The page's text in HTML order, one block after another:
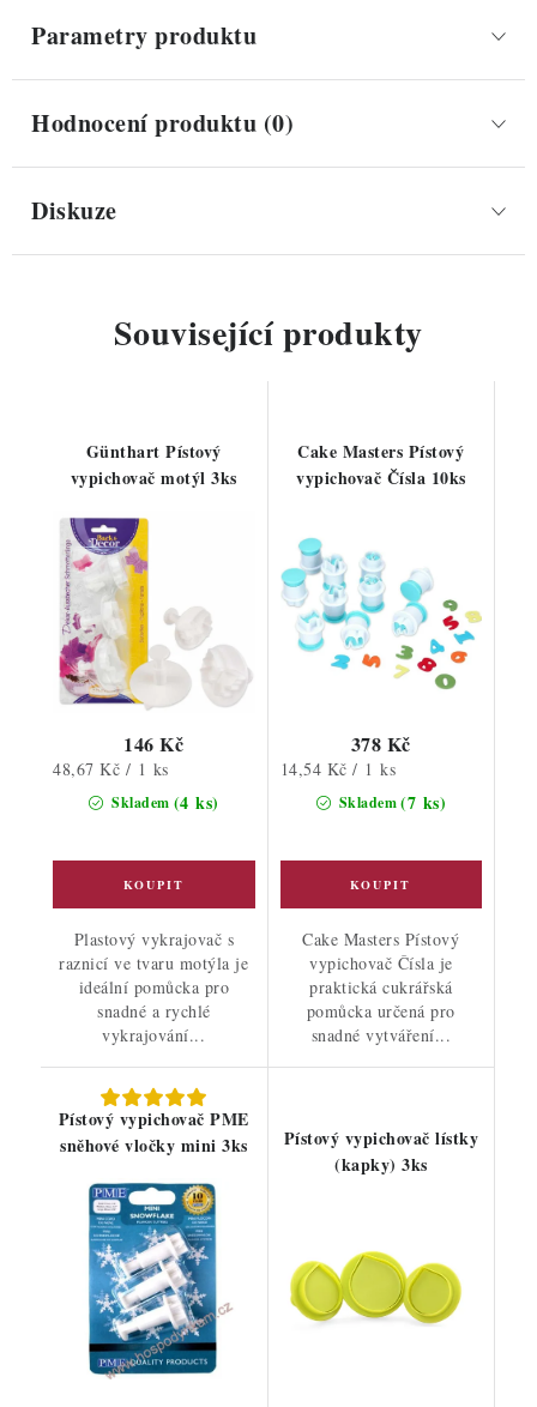
Parametry produktu
Hodnocení produktu (0)
Diskuze
Související produkty
Günthart Pístový
vypichovač motýl 3ks
Skladem (4 ks)
146 Kč
Měrná
48,67 Kč / 1 ks
Plastový vykrajovač s
raznicí ve tvaru motýla je
ideální pomůcka pro
snadné a rychlé
vykrajování...
Cake Masters Pístový
vypichovač Čísla 10ks
Skladem(7 ks)
378 Kč
Měrná
14,54 Kč / 1 ks
Cake Masters Pístový
vypichovač Čísla je
praktická cukrářská
pomůcka určená pro
snadné vytváření...
Pístový vypichovač PME
sněhové vločky mini 3ks
Pístový vypichovač lístky
(kapky) 3ks